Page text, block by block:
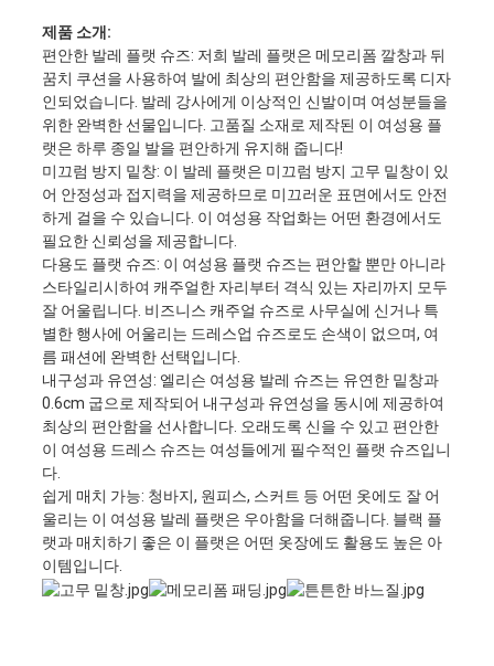
제품 소개:
편안한 발레 플랫 슈즈: 저희 발레 플랫은 메모리폼 깔창과 뒤
꿈치 쿠션을 사용하여 발에 최상의 편안함을 제공하도록 디자
인되었습니다. 발레 강사에게 이상적인 신발이며 여성분들을
위한 완벽한 선물입니다. 고품질 소재로 제작된 이 여성용 플
랫은 하루 종일 발을 편안하게 유지해 줍니다!
미끄럼 방지 밑창: 이 발레 플랫은 미끄럼 방지 고무 밑창이 있
어 안정성과 접지력을 제공하므로 미끄러운 표면에서도 안전
하게 걸을 수 있습니다. 이 여성용 작업화는 어떤 환경에서도
필요한 신뢰성을 제공합니다.
다용도 플랫 슈즈: 이 여성용 플랫 슈즈는 편안할 뿐만 아니라
스타일리시하여 캐주얼한 자리부터 격식 있는 자리까지 모두
잘 어울립니다. 비즈니스 캐주얼 슈즈로 사무실에 신거나 특
별한 행사에 어울리는 드레스업 슈즈로도 손색이 없으며, 여
름 패션에 완벽한 선택입니다.
내구성과 유연성: 엘리슨 여성용 발레 슈즈는 유연한 밑창과
0.6cm 굽으로 제작되어 내구성과 유연성을 동시에 제공하여
최상의 편안함을 선사합니다. 오래도록 신을 수 있고 편안한
이 여성용 드레스 슈즈는 여성들에게 필수적인 플랫 슈즈입니
다.
쉽게 매치 가능: 청바지, 원피스, 스커트 등 어떤 옷에도 잘 어
울리는 이 여성용 발레 플랫은 우아함을 더해줍니다. 블랙 플
랫과 매치하기 좋은 이 플랫은 어떤 옷장에도 활용도 높은 아
이템입니다.